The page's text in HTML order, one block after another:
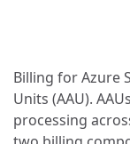
Billing for Azure
Units (AAU).
processing